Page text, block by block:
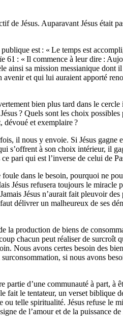
de Jésus. Auparavant Jésus était
est : « Le temps est
61 : « Il commence à leur dire :
ainsi sa mission messianique dont il
avenir et qui lui auraient apporté
bien plus tard dans le cercle
? Quels sont les choix possibles
dévoué et exemplaire ?
il nous y envoie. Si Jésus gagne
s’offrent à son choix intérieur, il
pari qui est l’inverse de celui de
dans le besoin, pourquoi ne
Jésus refusera toujours le miracle
Jésus n’aurait fait pleuvoir des
délivrer un malheureux de ses
la production de biens de
chacun peut réaliser de surcroît
Nous avons certes besoin des
si nous avons
d’une communauté à part, à
fait le tentateur, un verset biblique
ou telle spiritualité. Jésus refuse le
de l’amour et de la puissance